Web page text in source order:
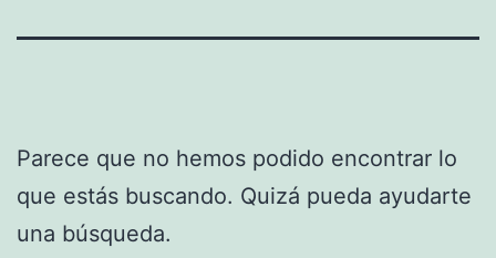
Parece que no hemos podido encontrar lo
que estás buscando. Quizá pueda ayudarte
una búsqueda.